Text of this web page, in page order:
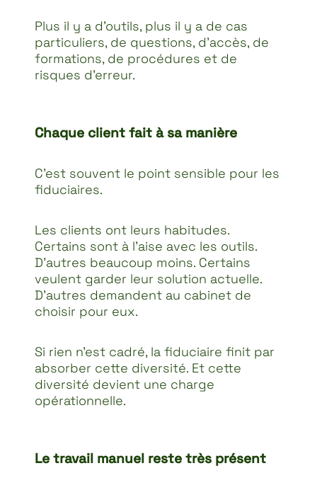
Plus il y a d’outils, plus il y a de cas
particuliers, de questions, d’accès, de
formations, de procédures et de
risques d’erreur.
Chaque client fait à sa manière
C’est souvent le point sensible pour les
fiduciaires.
Les clients ont leurs habitudes.
Certains sont à l’aise avec les outils.
D’autres beaucoup moins. Certains
veulent garder leur solution actuelle.
D’autres demandent au cabinet de
choisir pour eux.
Si rien n’est cadré, la fiduciaire finit par
absorber cette diversité. Et cette
diversité devient une charge
opérationnelle.
Le travail manuel reste très présent